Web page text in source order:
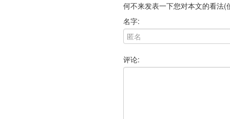
何不来发表一下您对本文的看法(
名字:
评论: